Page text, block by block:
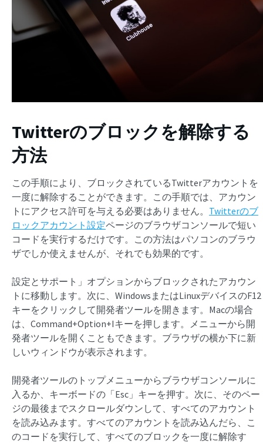
Twitterのブロックを解除する
方法
この手順により、ブロックされているTwitterアカウントを
一度に解除することができます。この手順では、アカウン
トにアクセス許可を与える必要はありません。 Twitterのブ
ロックアカウント設定ページのブラウザコンソールで短い
コードを実行するだけです。この方法はパソコンのブラウ
ザでしか使えませんが、それでも効果的です。
設定とサポート」オプションからブロックされたアカウン
トに移動します。次に、WindowsまたはLinuxデバイスのF12
キーをクリックして開発者ツールを開きます。Macの場合
は、Command+Option+Iキーを押します。メニューから開
発者ツールを開くこともできます。ブラウザの横か下に新
しいウィンドウが表示されます。
開発者ツールのトップメニューからブラウザコンソールに
入るか、キーボードの「Esc」キーを押す。次に、そのペー
ジの最後までスクロールダウンして、すべてのアカウント
を読み込みます。すべてのアカウントを読み込んだら、こ
のコードを実行して、すべてのブロックを一度に解除す